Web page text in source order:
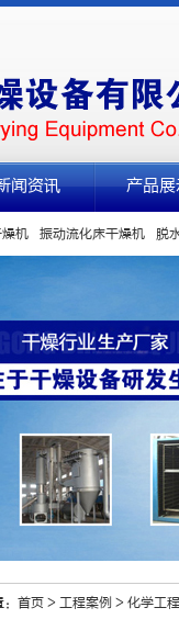
闻资讯 产品展
机 振动流化床干燥机 脱
首页 > 工程案例 > 化学工